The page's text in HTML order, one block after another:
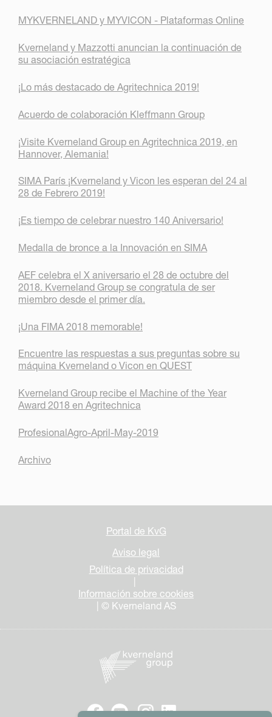
MYKVERNELAND y MYVICON - Plataformas Online
Kverneland y Mazzotti anuncian la continuación de
su asociación estratégica
¡Lo más destacado de Agritechnica 2019!
Acuerdo de colaboración Kleffmann Group
¡Visite Kverneland Group en Agritechnica 2019, en
Hannover, Alemania!
SIMA París ¡Kverneland y Vicon les esperan del 24 al
28 de Febrero 2019!
¡Es tiempo de celebrar nuestro 140 Aniversario!
Medalla de bronce a la Innovación en SIMA
AEF celebra el X aniversario el 28 de octubre del
2018. Kverneland Group se congratula de ser
miembro desde el primer día.
¡Una FIMA 2018 memorable!
Encuentre las respuestas a sus preguntas sobre su
máquina Kverneland o Vicon en QUEST
Kverneland Group recibe el Machine of the Year
Award 2018 en Agritechnica
ProfesionalAgro-April-May-2019
Archivo
Portal de KvG
Aviso legal
Política de privacidad
|
Información sobre cookies
| © Kverneland AS